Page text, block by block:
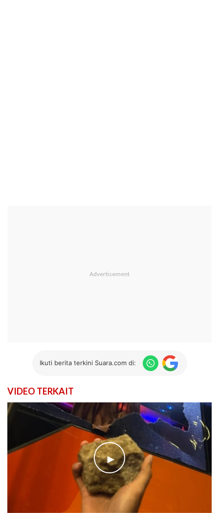
Ikuti berita terkini Suara.com di:
VIDEO TERKAIT
►